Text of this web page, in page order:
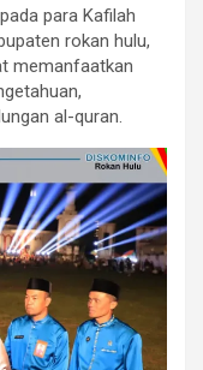
para Kafilah
rokan hulu,
memanfaatkan
al-quran.